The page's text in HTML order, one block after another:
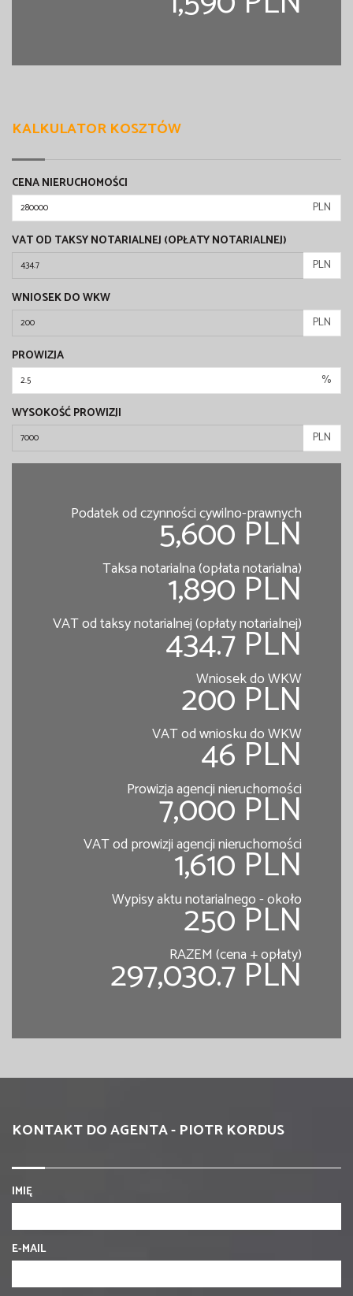
KALKULATOR KOSZTÓW
CENA NIERUCHOMOŚCI
PLN
VAT OD TAKSY NOTARIALNEJ (OPŁATY NOTARIALNEJ)
PLN
WNIOSEK DO WKW
PLN
PROWIZJA
%
WYSOKOŚĆ PROWIZJI
PLN
Podatek od czynności cywilno-prawnych
5,600 PLN
Taksa notarialna (opłata notarialna)
1,890 PLN
VAT od taksy notarialnej (opłaty notarialnej)
434.7 PLN
Wniosek do WKW
200 PLN
VAT od wniosku do WKW
46 PLN
Prowizja agencji nieruchomości
7,000 PLN
VAT od prowizji agencji nieruchomości
1,610 PLN
Wypisy aktu notarialnego - około
250 PLN
RAZEM (cena + opłaty)
297,030.7 PLN
KONTAKT DO AGENTA - PIOTR KORDUS
IMIĘ
E-MAIL